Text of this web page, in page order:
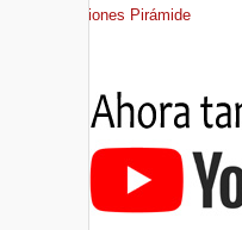
Ediciones Pirámide